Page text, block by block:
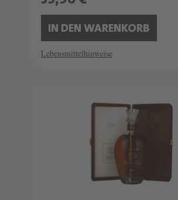
IN DEN WARENKORB
Lebensmittelhinweise